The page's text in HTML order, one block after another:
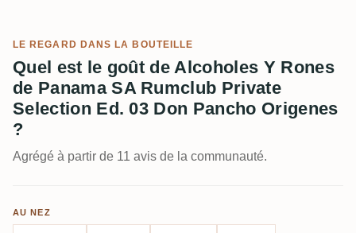
LE REGARD DANS LA BOUTEILLE
Quel est le goût de Alcoholes Y Rones
de Panama SA Rumclub Private
Selection Ed. 03 Don Pancho Origenes
?
Agrégé à partir de 11 avis de la communauté.
AU NEZ